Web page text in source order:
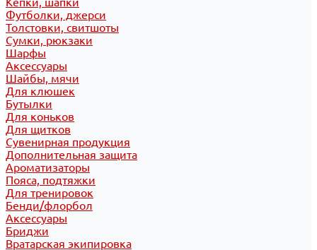
Футболки, джерси
Толстовки, свитшоты
Сумки, рюкзаки
Шарфы
Аксессуары
Шайбы, мячи
Для клюшек
Бутылки
Для коньков
Для щитков
Сувенирная продукция
Дополнительная защита
Ароматизаторы
Пояса, подтяжки
Для тренировок
Бенди/флорбол
Аксессуары
Бриджи
Вратарская экипировка